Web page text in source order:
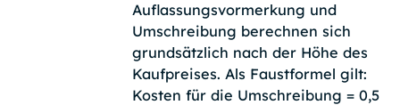
Auflassungsvormerkung und
Umschreibung berechnen sich
grundsätzlich nach der Höhe des
Kaufpreises. Als Faustformel gilt:
Kosten für die Umschreibung = 0,5